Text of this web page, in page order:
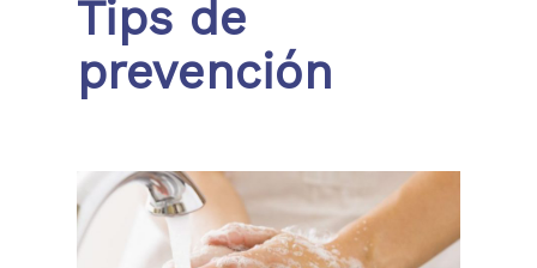
Tips de
prevención